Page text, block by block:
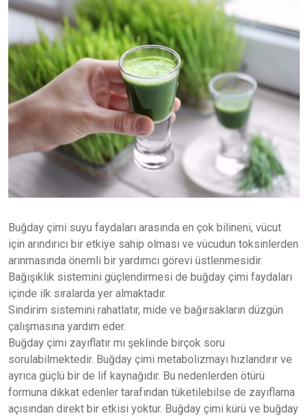
Buğday çimi suyu faydaları arasında en çok bilineni, vücut
için arındırıcı bir etkiye sahip olması ve vücudun toksinlerden
arınmasında önemli bir yardımcı görevi üstlenmesidir.
Bağışıklık sistemini güçlendirmesi de buğday çimi faydaları
içinde ilk sıralarda yer almaktadır.
Sindirim sistemini rahatlatır, mide ve bağırsakların düzgün
çalışmasına yardım eder.
Buğday çimi zayıflatır mı şeklinde birçok soru
sorulabilmektedir. Buğday çimi metabolizmayı hızlandırır ve
ayrıca güçlü bir de lif kaynağıdır. Bu nedenlerden ötürü
formuna dikkat edenler tarafından tüketilebilse de zayıflama
açısından direkt bir etkisi yoktur. Buğday çimi kürü ve buğday